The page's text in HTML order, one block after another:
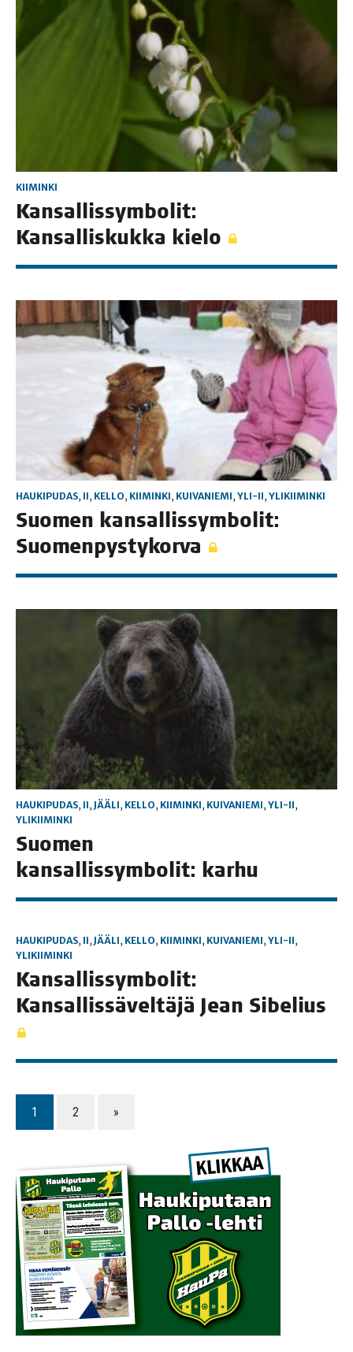
KIIMINKI
Kan­sal­lis­sym­bo­lit:
Kan­sal­lis­kuk­ka kielo
HAUKIPUDAS, II, KELLO, KIIMINKI, KUIVANIEMI, YLI-II, YLIKIIMINKI
Suo­men kan­sal­lis­sym­bo­lit:
Suomenpystykorva
HAUKIPUDAS, II, JÄÄLI, KELLO, KIIMINKI, KUIVANIEMI, YLI-II,
YLIKIIMINKI
Suo­men
kan­sal­lis­sym­bo­lit: karhu
HAUKIPUDAS, II, JÄÄLI, KELLO, KIIMINKI, KUIVANIEMI, YLI-II,
YLIKIIMINKI
Kan­sal­lis­sym­bo­lit:
Kan­sal­lis­sä­vel­tä­jä Jean Sibelius
1 2 »